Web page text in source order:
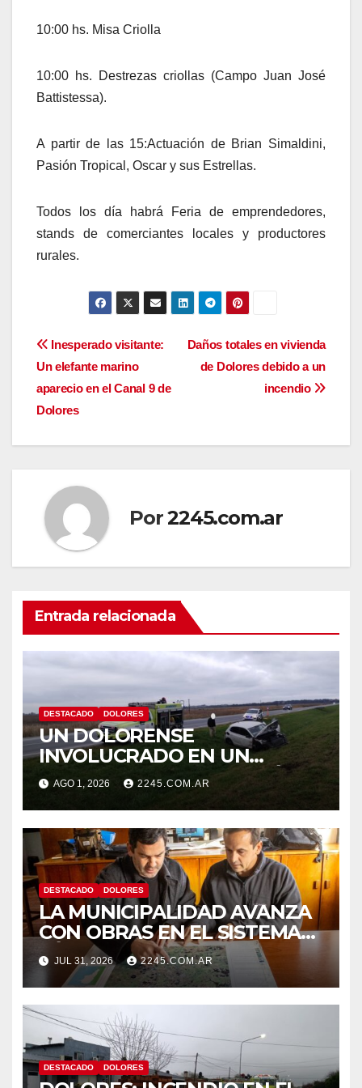
10:00 hs. Misa Criolla
10:00 hs. Destrezas criollas (Campo Juan José
Battistessa).
A partir de las 15:Actuación de Brian Simaldini,
Pasión Tropical, Oscar y sus Estrellas.
Todos los día habrá Feria de emprendedores,
stands de comerciantes locales y productores
rurales.
Navegación
de
entradas
Daños totales en vivienda
de Dolores debido a un
incendio
Inesperado visitante:
Un elefante marino
aparecio en el Canal 9 de
Dolores
Por2245.com.ar
Entrada relacionada
DESTACADO DOLORES
UN DOLORENSE
INVOLUCRADO EN UN
SINIESTRO QUE TERMINÓ
CON DESPISTE Y VUELCO
AGO 1, 2026 2245.COM.AR
DESTACADO DOLORES
LA MUNICIPALIDAD AVANZA
CON OBRAS EN EL SISTEMA
HÍDRICO DE DOLORES
JUL 31, 2026 2245.COM.AR
DESTACADO DOLORES